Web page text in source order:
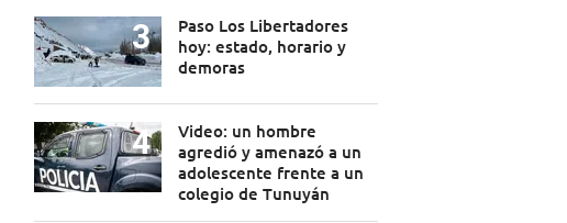
Paso Los Libertadores
hoy: estado, horario y
demoras
Video: un hombre
agredió y amenazó a un
adolescente frente a un
colegio de Tunuyán